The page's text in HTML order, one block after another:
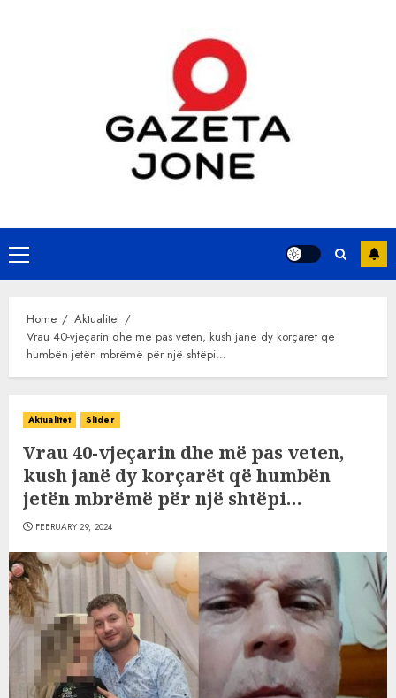
Primary
Menu
Home
Aktualitet
Vrau 40-vjeçarin dhe më pas veten, kush janë dy korçarët që
humbën jetën mbrëmë për një shtëpi…
Aktualitet Slider
Vrau 40-vjeçarin dhe më pas veten,
kush janë dy korçarët që humbën
jetën mbrëmë për një shtëpi…
FEBRUARY 29, 2024